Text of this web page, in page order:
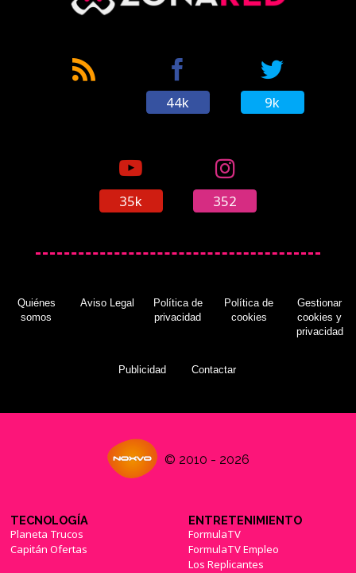
44k 9k
35k 352
Quiénes
somos
Aviso Legal
Política de
privacidad
Política de
cookies
Gestionar
cookies y
privacidad
Publicidad Contactar
© 2010 - 2026
TECNOLOGÍA
Planeta Trucos
Capitán Ofertas
ENTRETENIMIENTO
FormulaTV
FormulaTV Empleo
Los Replicantes